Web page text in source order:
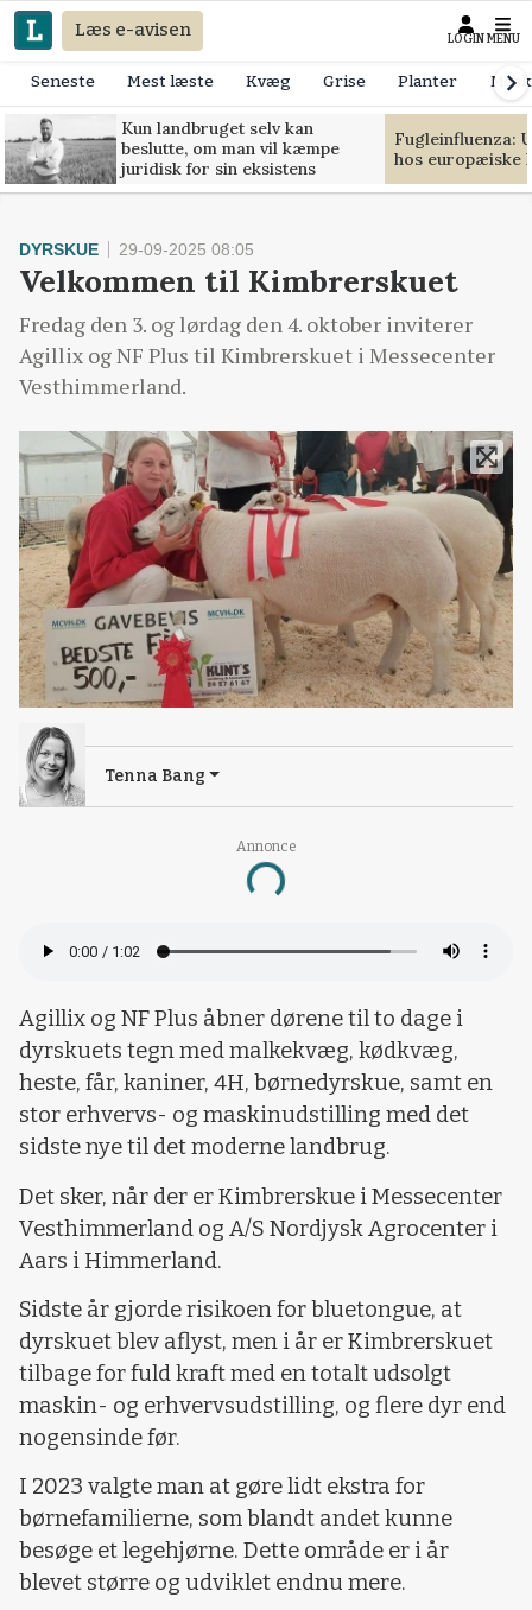
Læs e-avisen LOGIN MENU
Seneste Mest læste Kvæg Grise Planter
Kun landbruget selv kan
beslutte, om man vil kæmpe
juridisk for sin eksistens
Fugleinfluenza:
hos europæiske
Annonce
Loading...
DYRSKUE 29-09-2025 08:05
Velkommen til Kimbrerskuet
Fredag den 3. og lørdag den 4. oktober inviterer
Agillix og NF Plus til Kimbrerskuet i Messecenter
Vesthimmerland.
Tenna Bang
Agillix og NF Plus åbner dørene til to dage i
dyrskuets tegn med malkekvæg, kødkvæg,
heste, får, kaniner, 4H, børnedyrskue, samt en
stor erhvervs- og maskinudstilling med det
sidste nye til det moderne landbrug.
Det sker, når der er Kimbrerskue i Messecenter
Vesthimmerland og A/S Nordjysk Agrocenter i
Aars i Himmerland.
Sidste år gjorde risikoen for bluetongue, at
dyrskuet blev aflyst, men i år er Kimbrerskuet
tilbage for fuld kraft med en totalt udsolgt
maskin- og erhvervsudstilling, og flere dyr end
nogensinde før.
I 2023 valgte man at gøre lidt ekstra for
børnefamilierne, som blandt andet kunne
besøge et legehjørne. Dette område er i år
blevet større og udviklet endnu mere.